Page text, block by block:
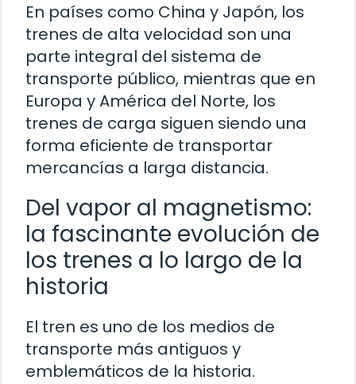
En países como China y Japón, los
trenes de alta velocidad son una
parte integral del sistema de
transporte público, mientras que en
Europa y América del Norte, los
trenes de carga siguen siendo una
forma eficiente de transportar
mercancías a larga distancia.
Del vapor al magnetismo:
la fascinante evolución de
los trenes a lo largo de la
historia
El tren es uno de los medios de
transporte más antiguos y
emblemáticos de la historia.